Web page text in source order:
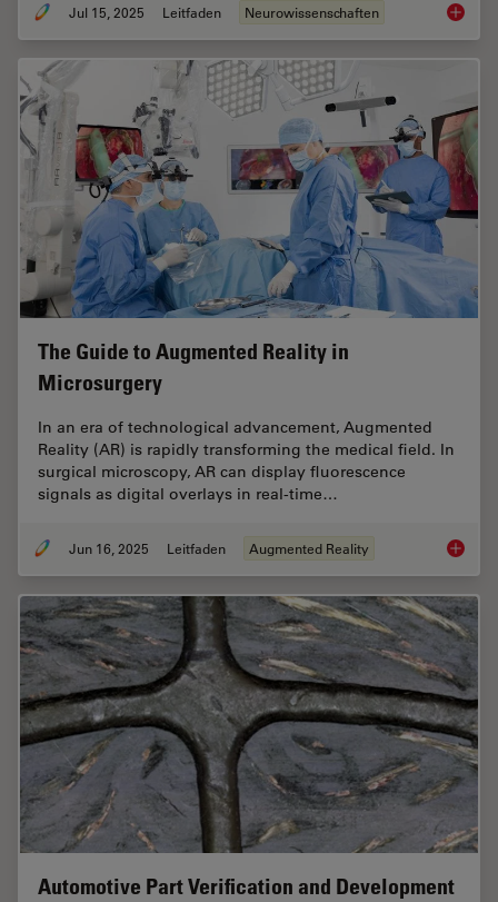
Jul 15, 2025 Leitfaden Neurowissenschaften
The Guide to Augmented Reality in
Microsurgery
In an era of technological advancement, Augmented
Reality (AR) is rapidly transforming the medical field. In
surgical microscopy, AR can display fluorescence
signals as digital overlays in real-time…
Jun 16, 2025 Leitfaden Augmented Reality The
Automotive Part Verification and Development